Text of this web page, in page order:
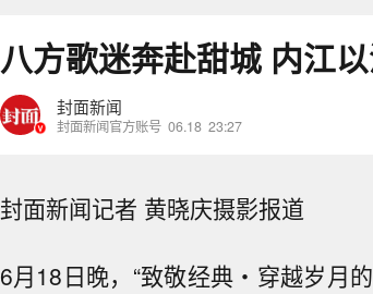
八方歌迷奔赴甜城 内江
封面新闻
封面新闻官方账号 06.18 23:27
封面新闻记者 黄晓庆摄影报道
6月18日晚，“致敬经典・穿越岁月